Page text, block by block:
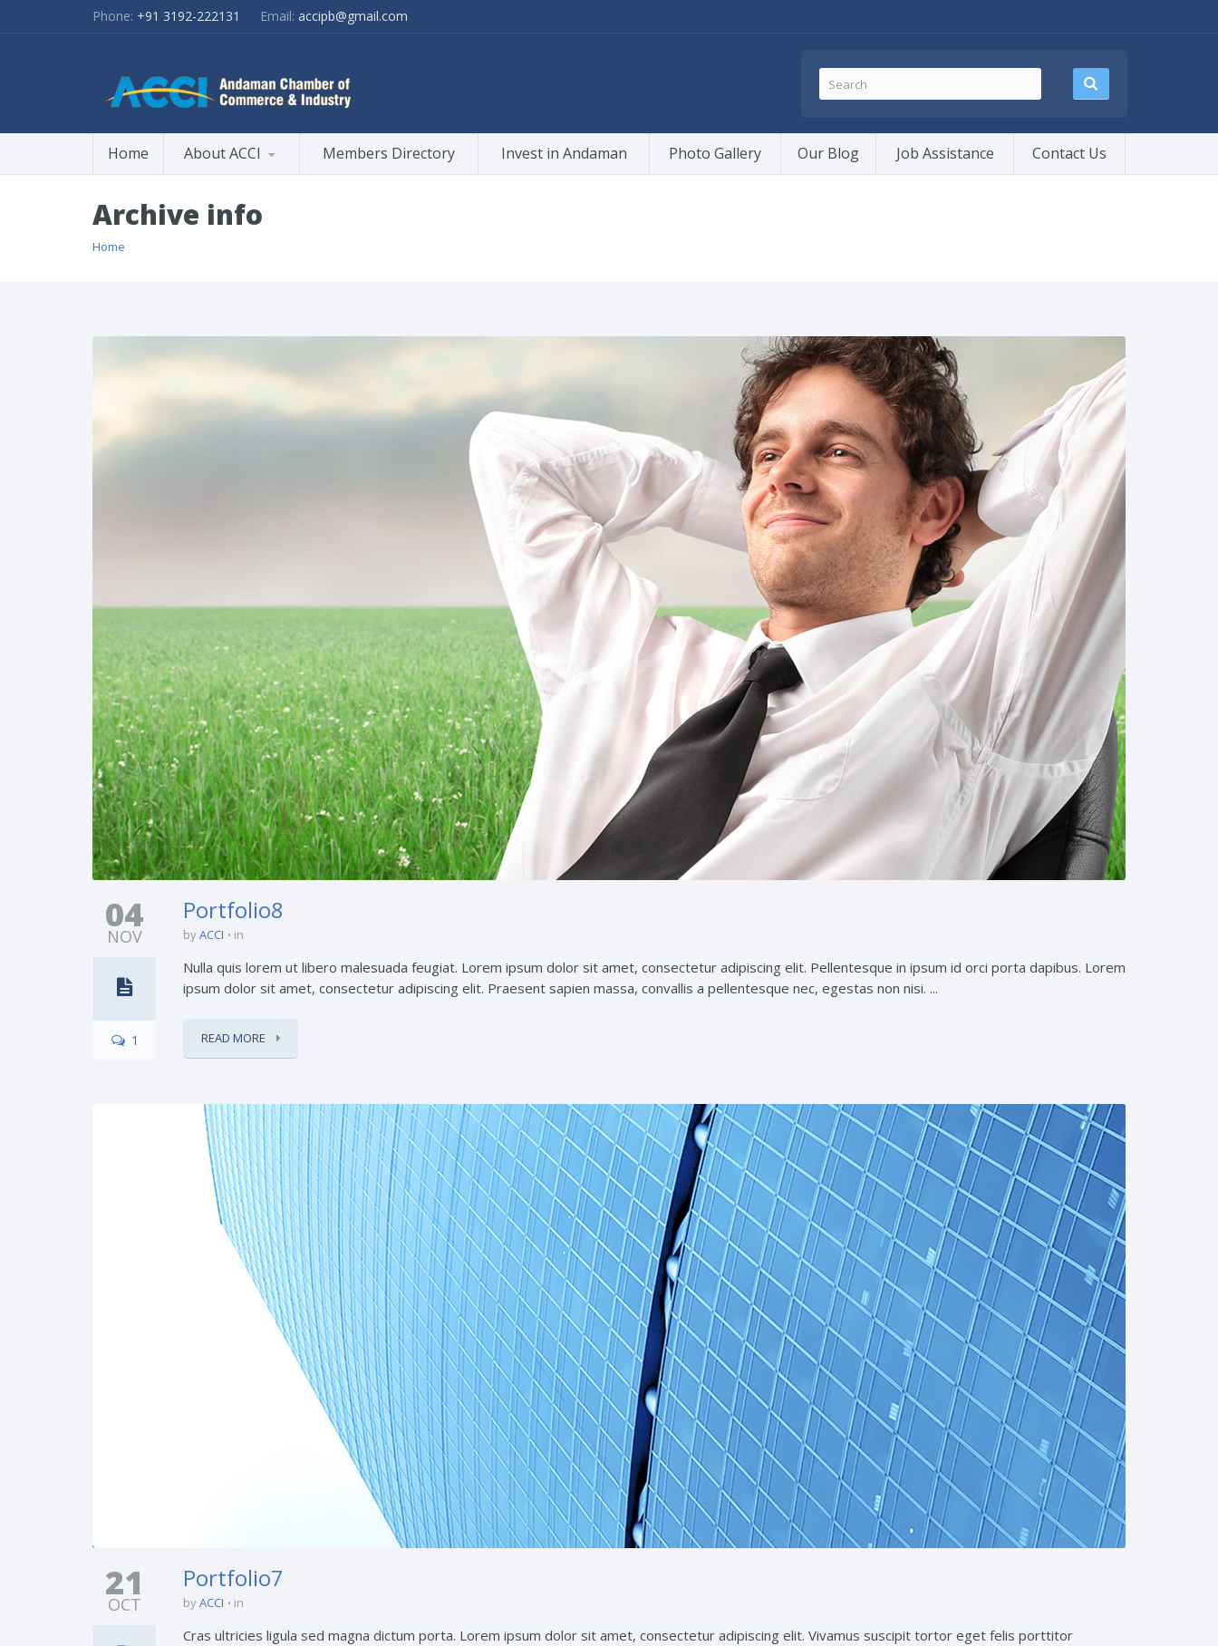
Phone: +91 3192-222131 Email: accipb@gmail.com
Home About ACCI Members Directory Invest in Andaman Photo Gallery Our Blog Job Assistance Contact Us
Archive info
Home
04
NOV
1
Portfolio8
byACCI in
Nulla quis lorem ut libero malesuada feugiat. Lorem ipsum dolor sit amet, consectetur adipiscing elit. Pellentesque in ipsum id orci porta dapibus. Lorem
ipsum dolor sit amet, consectetur adipiscing elit. Praesent sapien massa, convallis a pellentesque nec, egestas non nisi. ...
READ MORE
21
OCT
Portfolio7
byACCI in
Cras ultricies ligula sed magna dictum porta. Lorem ipsum dolor sit amet, consectetur adipiscing elit. Vivamus suscipit tortor eget felis porttitor